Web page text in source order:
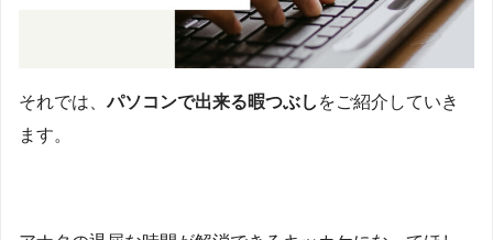
それでは、 パソコンで出来る暇つぶし をご紹介していき
ます。